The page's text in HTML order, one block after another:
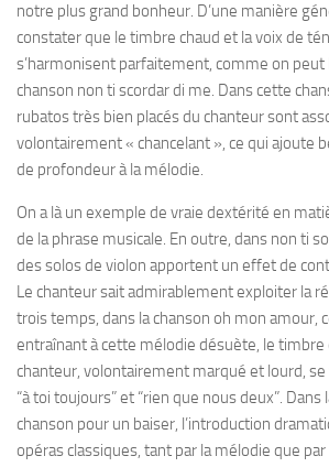
notre plus grand bonheur. D’une manière
constater que le timbre chaud et la voix de
s’harmonisent parfaitement, comme on peut
chanson non ti scordar di me. Dans cette
rubatos très bien placés du chanteur sont
volontairement « chancelant », ce qui ajoute
de profondeur à la mélodie.
On a là un exemple de vraie dextérité en
de la phrase musicale. En outre, dans non ti
des solos de violon apportent un effet de
Le chanteur sait admirablement exploiter la
trois temps, dans la chanson oh mon amour,
entraînant à cette mélodie désuète, le timbre
chanteur, volontairement marqué et lourd,
“à toi toujours” et “rien que nous deux”. Dans
chanson pour un baiser, l’introduction
opéras classiques, tant par la mélodie que